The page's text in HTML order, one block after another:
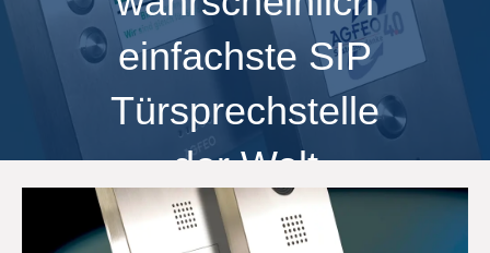
einfachste SIP
Türsprechstelle
der Welt